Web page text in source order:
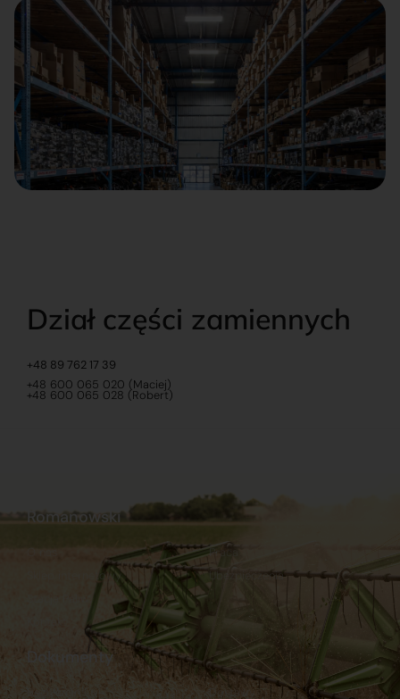
Dział części zamiennych
+48 89 762 17 39
+48 600 065 020 (Maciej)
+48 600 065 028 (Robert)
Dokumenty
Regulamin Dostawy
Romanowski
Sklep internetowy
Praca
Ubezpieczenia